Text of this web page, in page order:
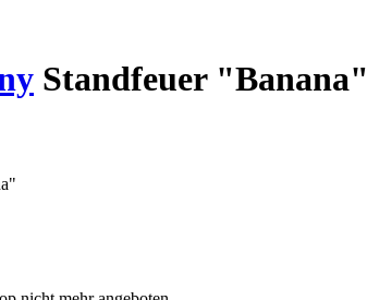
Standfeuer "Banana"